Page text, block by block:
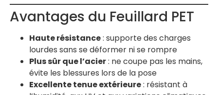
Avantages du Feuillard PET
Haute résistance: supporte des charges
lourdes sans se déformer ni se rompre
Plus sûr que l’acier: ne coupe pas les mains,
évite les blessures lors de la pose
Excellente tenue extérieure: résistant à